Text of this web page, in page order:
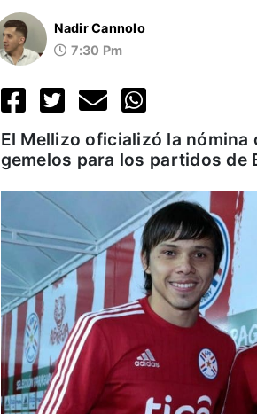
Nadir Cannolo
7:30 Pm
El Mellizo oficializó la
gemelos para los partidos de